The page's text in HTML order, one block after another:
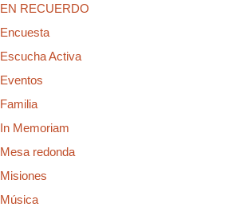
EN RECUERDO
Encuesta
Escucha Activa
Eventos
Familia
In Memoriam
Mesa redonda
Misiones
Música